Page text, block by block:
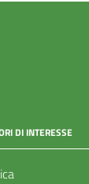
DI INTERESSE